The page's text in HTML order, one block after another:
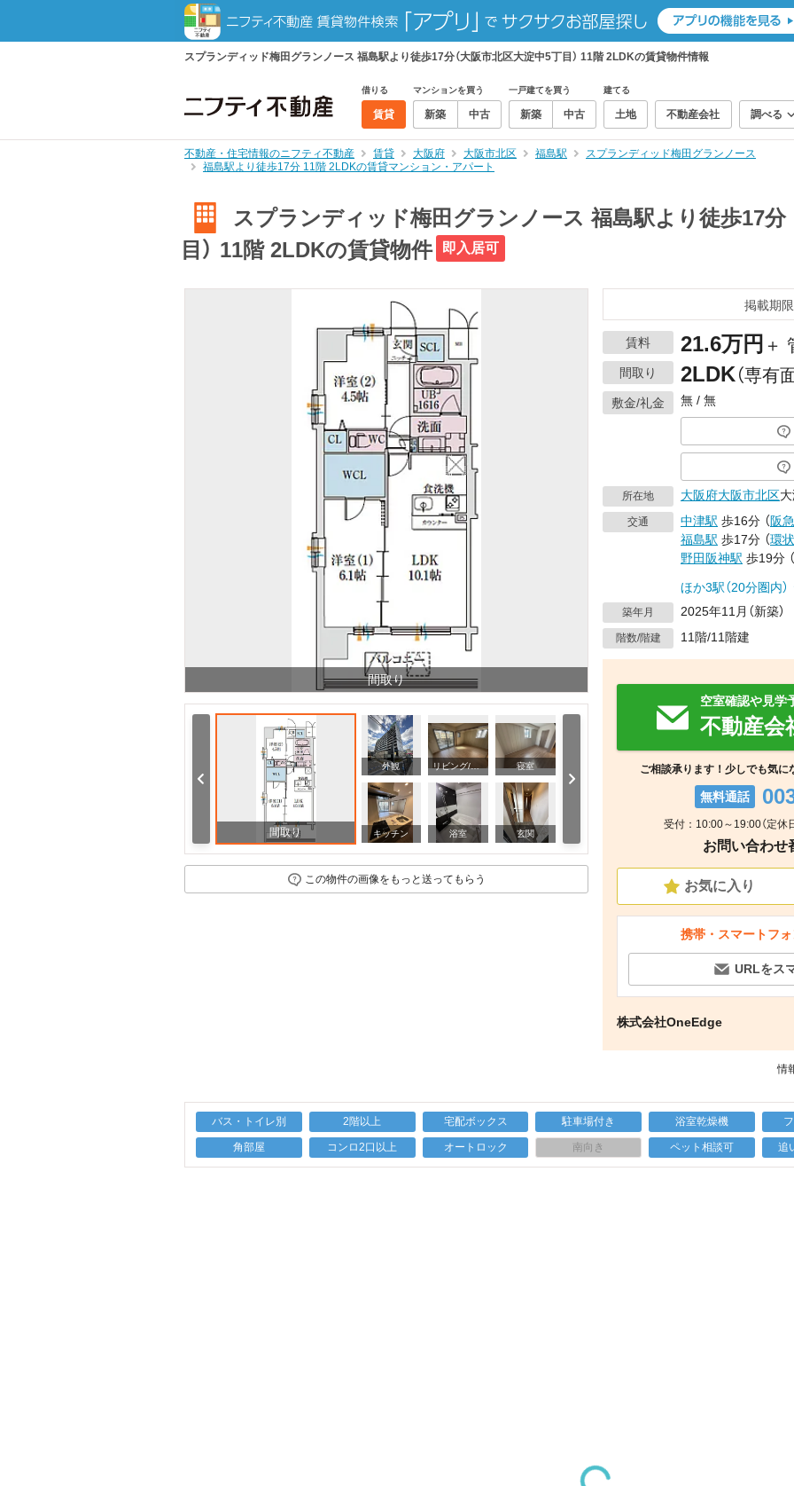
スプランディッド梅田グランノース 福島駅より徒歩17分（大阪市北区大淀中5丁目） 11階 2LDKの賃貸物件情報
借りる
賃貸
マンションを買う
新築 中古
一戸建てを買う
新築 中古
建てる
土地 不動産会社 調べる
不動産・住宅情報のニフティ不動産 賃貸 大阪府 大阪市北区 福島駅
スプランディッド梅田グランノース
福島駅より徒歩17分 11階 2LDKの賃貸マンション・アパート
スプランディッド梅田グランノース 福島駅より徒歩17分
目） 11階 2LDKの賃貸物件
即入居可
間取り
間取り
外観 リビング/ダイニング 寝室
キッチン 浴室 玄関
この物件の画像をもっと送ってもらう
掲載期
賃料 21.6万円 ＋
間取り 2LDK（専有
敷金/礼金 無 / 無
所在地 大阪府大阪市北区
交通 中津駅 歩16分 （阪
福島駅 歩17分 （環
野田阪神駅 歩19分 （
ほか3駅（20分圏内）
築年月 2025年11月（新築）
階数/階建 11階/11階建
空室確認や見学
不動産会
ご相談承ります！少しでも気に
無料通話
受付：10:00～19:00（定休
お問い合わせ
お気に入り
携帯・スマートフ
URLをス
株式会社OneEdge
情
バス・トイレ別 2階以上 宅配ボックス 駐車場付き 浴室乾燥機
角部屋 コンロ2口以上 オートロック 南向き ペット相談可 追